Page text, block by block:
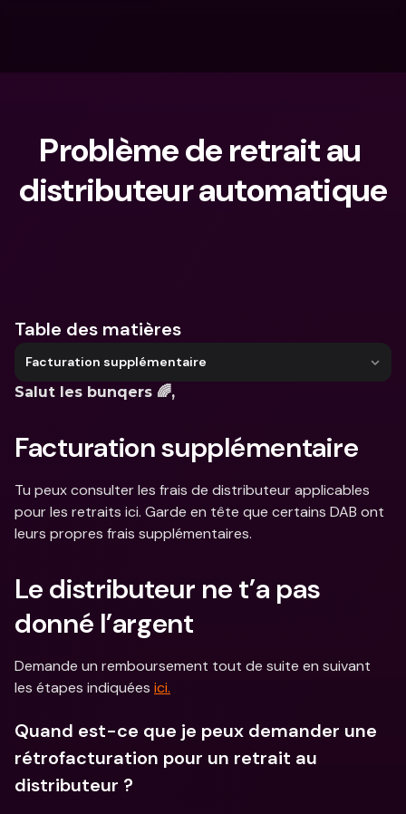
Problème de retrait au
distributeur automatique
Table des matières
Facturation supplémentaire
Salut les bunqers 🌈,
Facturation supplémentaire
Tu peux consulter les frais de distributeur applicables
pour les retraits ici. Garde en tête que certains DAB ont
leurs propres frais supplémentaires.
Le distributeur ne t’a pas
donné l’argent
Demande un remboursement tout de suite en suivant
les étapes indiquées ici.
Quand est-ce que je peux demander une
rétrofacturation pour un retrait au
distributeur ?